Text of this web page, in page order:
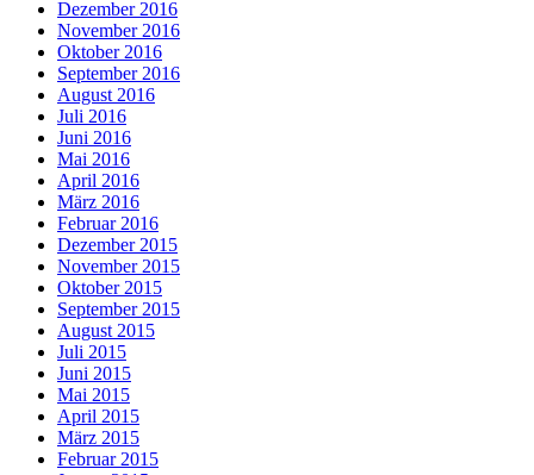
Dezember 2016
November 2016
Oktober 2016
September 2016
August 2016
Juli 2016
Juni 2016
Mai 2016
April 2016
März 2016
Februar 2016
Dezember 2015
November 2015
Oktober 2015
September 2015
August 2015
Juli 2015
Juni 2015
Mai 2015
April 2015
März 2015
Februar 2015